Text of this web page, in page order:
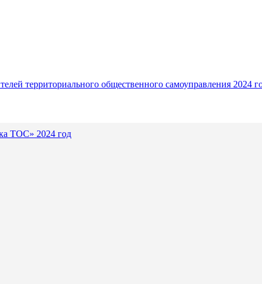
территориального общественного самоуправления 2024
ТОС» 2024 год